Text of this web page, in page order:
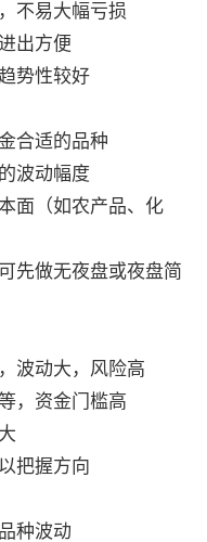
不易大幅亏损
出方便
势性较好
合适的品种
波动幅度
面（如农产品、化
先做无夜盘或夜盘简
波动大，风险高
，资金门槛高
把握方向
种波动